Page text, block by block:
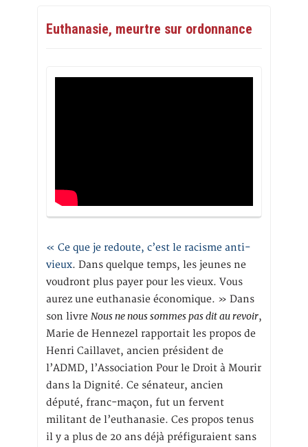
Euthanasie, meurtre sur ordonnance
« Ce que je redoute, c’est le racisme anti-
vieux. Dans quelque temps, les jeunes ne
voudront plus payer pour les vieux. Vous
aurez une euthanasie économique. » Dans
son livre Nous ne nous sommes pas dit au revoir,
Marie de Hennezel rapportait les propos de
Henri Caillavet, ancien président de
l’ADMD, l’Association Pour le Droit à Mourir
dans la Dignité. Ce sénateur, ancien
député, franc-maçon, fut un fervent
militant de l’euthanasie. Ces propos tenus
il y a plus de 20 ans déjà préfiguraient sans